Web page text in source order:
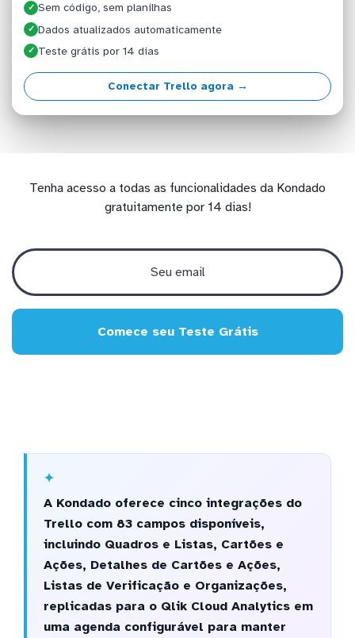
✓ Sem código, sem planilhas
✓ Dados atualizados automaticamente
✓ Teste grátis por 14 dias
Conectar Trello agora →
Tenha acesso a todas as funcionalidades da Kondado
gratuitamente por 14 dias!
Comece seu Teste Grátis
A Kondado oferece cinco integrações do
Trello com 83 campos disponíveis,
incluindo Quadros e Listas, Cartões e
Ações, Detalhes de Cartões e Ações,
Listas de Verificação e Organizações,
replicadas para o Qlik Cloud Analytics em
uma agenda configurável para manter